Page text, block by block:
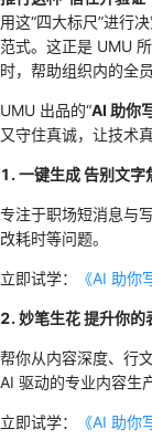
用这“四大标尺”进行
范式。这正是 UMU
时，帮助组织内的全
UMU 出品的“AI 助你
又守住真诚，让技术
1. 一键生成 告别文字
专注于职场短消息与
改耗时等问题。
立即试学： 《AI 助你
2. 妙笔生花 提升你的
帮你从内容深度、行
AI 驱动的专业内容生
立即试学： 《AI 助你